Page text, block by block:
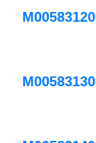
M00583120
M00583130